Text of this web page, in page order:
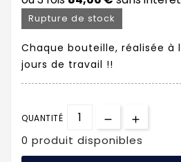
Rupture de stock
Chaque bouteille, réalisée à
jours de travail !!
QUANTITÉ
0 produit disponibles